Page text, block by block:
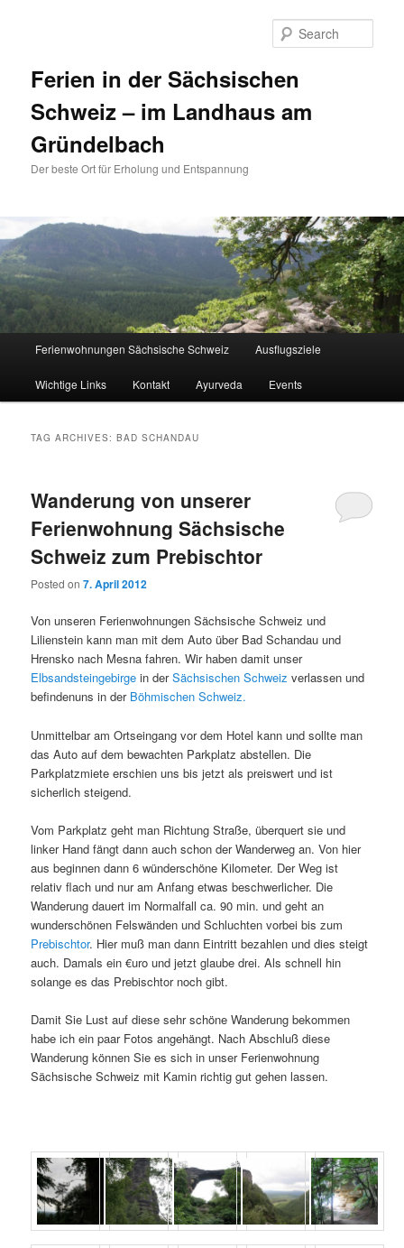
Ferien in der Sächsischen
Schweiz – im Landhaus am
Gründelbach
Der beste Ort für Erholung und Entspannung
Skip to primary content
Skip to secondary content
Ferienwohnungen Sächsische Schweiz Ausflugsziele
Wichtige Links Kontakt Ayurveda Events
TAG ARCHIVES:BAD SCHANDAU
Wanderung von unserer
Ferienwohnung Sächsische
Schweiz zum Prebischtor
Posted on7. April 2012
Von unseren Ferienwohnungen Sächsische Schweiz und
Lilienstein kann man mit dem Auto über Bad Schandau und
Hrensko nach Mesna fahren. Wir haben damit unser
Elbsandsteingebirge in derSächsischen Schweizverlassen und
befindenuns in der Böhmischen Schweiz.
Unmittelbar am Ortseingang vor dem Hotel kann und sollte man
das Auto auf dem bewachten Parkplatz abstellen. Die
Parkplatzmiete erschien uns bis jetzt als preiswert und ist
sicherlich steigend.
Vom Parkplatz geht man Richtung Straße, überquert sie und
linker Hand fängt dann auch schon der Wanderweg an. Von hier
aus beginnen dann 6 wünderschöne Kilometer. Der Weg ist
relativ flach und nur am Anfang etwas beschwerlicher. Die
Wanderung dauert im Normalfall ca. 90 min. und geht an
wunderschönen Felswänden und Schluchten vorbei bis zum
Prebischtor. Hier muß man dann Eintritt bezahlen und dies steigt
auch. Damals ein €uro und jetzt glaube drei. Als schnell hin
solange es das Prebischtor noch gibt.
Damit Sie Lust auf diese sehr schöne Wanderung bekommen
habe ich ein paar Fotos angehängt. Nach Abschluß diese
Wanderung können Sie es sich in unser Ferienwohnung
Sächsische Schweiz mit Kamin richtig gut gehen lassen.